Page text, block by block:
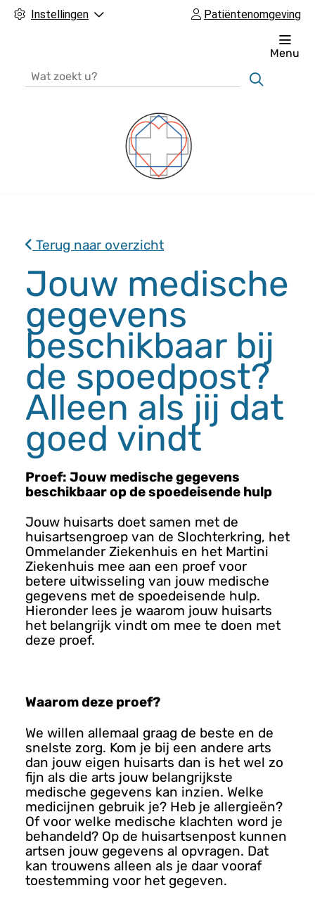
Instellingen Patiëntenomgeving
f
d
m
e
n
u
Menu
Terug naar overzicht
Jouw medische
gegevens
beschikbaar bij
de spoedpost?
Alleen als jij dat
goed vindt
Proef: Jouw medische gegevens
beschikbaar op de spoedeisende hulp
Jouw huisarts doet samen met de
huisartsengroep van de Slochterkring, het
Ommelander Ziekenhuis en het Martini
Ziekenhuis mee aan een proef voor
betere uitwisseling van jouw medische
gegevens met de spoedeisende hulp.
Hieronder lees je waarom jouw huisarts
het belangrijk vindt om mee te doen met
deze proef.
Waarom deze proef?
We willen allemaal graag de beste en de
snelste zorg. Kom je bij een andere arts
dan jouw eigen huisarts dan is het wel zo
fijn als die arts jouw belangrijkste
medische gegevens kan inzien. Welke
medicijnen gebruik je? Heb je allergieën?
Of voor welke medische klachten word je
behandeld? Op de huisartsenpost kunnen
artsen jouw gegevens al opvragen. Dat
kan trouwens alleen als je daar vooraf
toestemming voor het gegeven.